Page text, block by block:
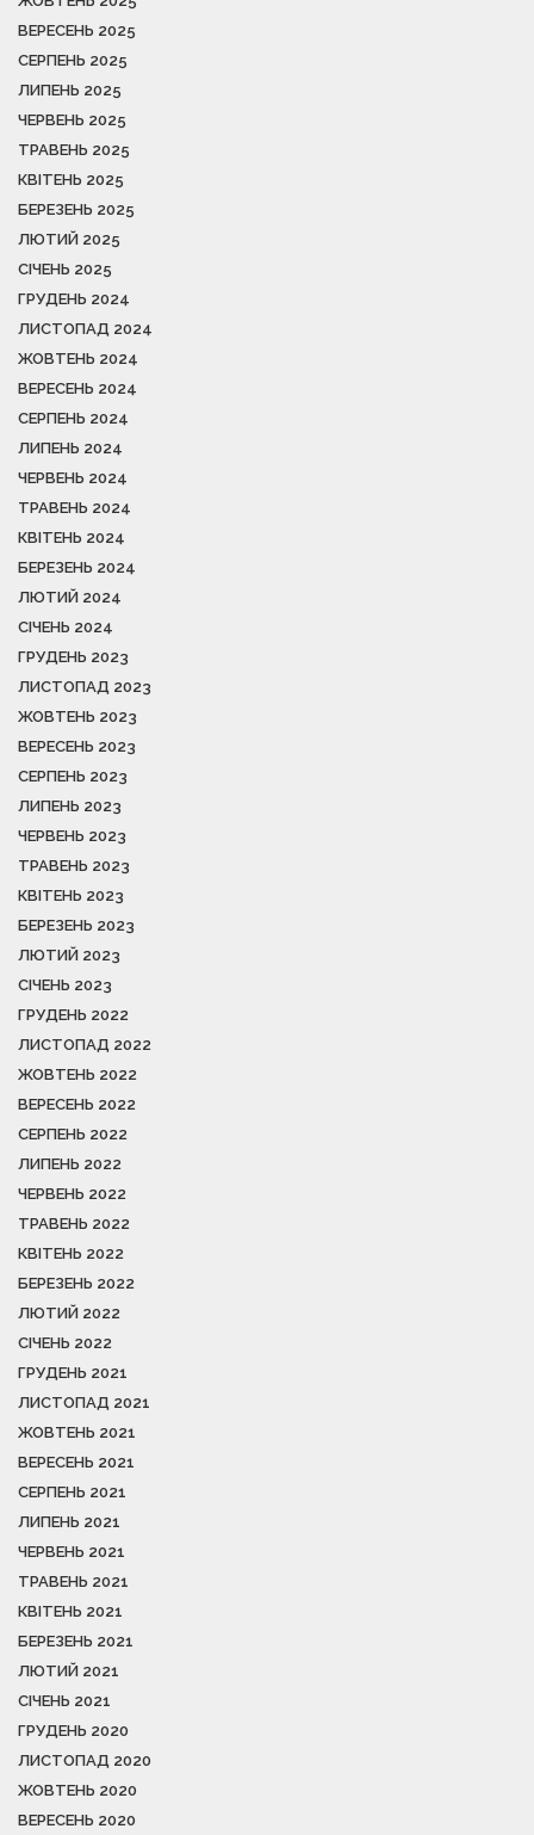
ВЕРЕСЕНЬ 2025
СЕРПЕНЬ 2025
ЛИПЕНЬ 2025
ЧЕРВЕНЬ 2025
ТРАВЕНЬ 2025
КВІТЕНЬ 2025
БЕРЕЗЕНЬ 2025
ЛЮТИЙ 2025
СІЧЕНЬ 2025
ГРУДЕНЬ 2024
ЛИСТОПАД 2024
ЖОВТЕНЬ 2024
ВЕРЕСЕНЬ 2024
СЕРПЕНЬ 2024
ЛИПЕНЬ 2024
ЧЕРВЕНЬ 2024
ТРАВЕНЬ 2024
КВІТЕНЬ 2024
БЕРЕЗЕНЬ 2024
ЛЮТИЙ 2024
СІЧЕНЬ 2024
ГРУДЕНЬ 2023
ЛИСТОПАД 2023
ЖОВТЕНЬ 2023
ВЕРЕСЕНЬ 2023
СЕРПЕНЬ 2023
ЛИПЕНЬ 2023
ЧЕРВЕНЬ 2023
ТРАВЕНЬ 2023
КВІТЕНЬ 2023
БЕРЕЗЕНЬ 2023
ЛЮТИЙ 2023
СІЧЕНЬ 2023
ГРУДЕНЬ 2022
ЛИСТОПАД 2022
ЖОВТЕНЬ 2022
ВЕРЕСЕНЬ 2022
СЕРПЕНЬ 2022
ЛИПЕНЬ 2022
ЧЕРВЕНЬ 2022
ТРАВЕНЬ 2022
КВІТЕНЬ 2022
БЕРЕЗЕНЬ 2022
ЛЮТИЙ 2022
СІЧЕНЬ 2022
ГРУДЕНЬ 2021
ЛИСТОПАД 2021
ЖОВТЕНЬ 2021
ВЕРЕСЕНЬ 2021
СЕРПЕНЬ 2021
ЛИПЕНЬ 2021
ЧЕРВЕНЬ 2021
ТРАВЕНЬ 2021
КВІТЕНЬ 2021
БЕРЕЗЕНЬ 2021
ЛЮТИЙ 2021
СІЧЕНЬ 2021
ГРУДЕНЬ 2020
ЛИСТОПАД 2020
ЖОВТЕНЬ 2020
ВЕРЕСЕНЬ 2020